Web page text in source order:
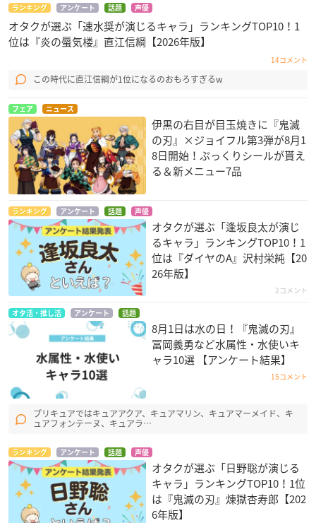
ランキング アンケート 話題 声優
オタクが選ぶ「速水奨が演じるキャラ」ランキングTOP10！1
位は『炎の蜃気楼』直江信綱【2026年版】
14コメント
この時代に直江信綱が1位になるのおもろすぎるw
フェア ニュース
伊黒の右目が目玉焼きに『鬼滅
の刃』×ジョイフル第3弾が8月1
8日開始！ぷっくりシールが貰え
る＆新メニュー7品
ランキング アンケート 話題 声優
オタクが選ぶ「逢坂良太が演じ
るキャラ」ランキングTOP10！1
位は『ダイヤのA』沢村栄純【20
26年版】
2コメント
オタ活・推し活 アンケート 話題
8月1日は水の日！『鬼滅の刃』
冨岡義勇など水属性・水使いキ
ャラ10選 【アンケート結果】
15コメント
プリキュアではキュアアクア、キュアマリン、キュアマーメイド、キ
ュアフォンテーヌ、キュアラ…
ランキング アンケート 話題 声優
オタクが選ぶ「日野聡が演じる
キャラ」ランキングTOP10！1位
は『鬼滅の刃』煉󠄁獄杏寿郎【202
6年版】